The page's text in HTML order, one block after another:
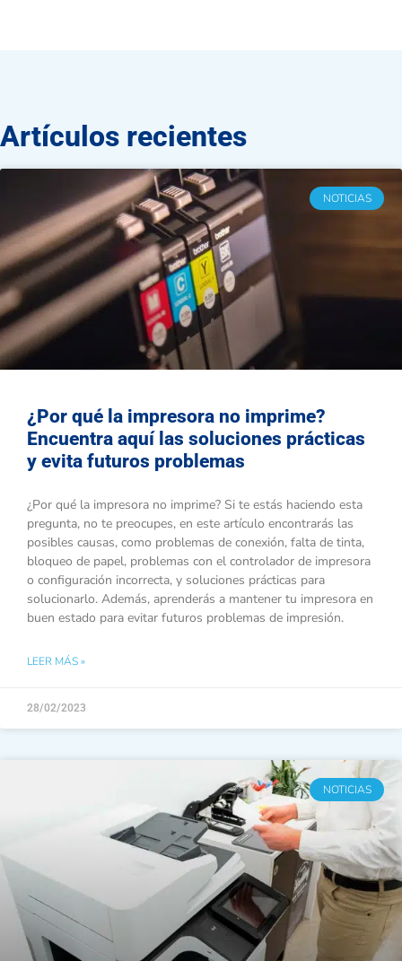
Artículos recientes
NOTICIAS
¿Por qué la impresora no imprime?
Encuentra aquí las soluciones prácticas
y evita futuros problemas
¿Por qué la impresora no imprime? Si te estás haciendo esta
pregunta, no te preocupes, en este artículo encontrarás las
posibles causas, como problemas de conexión, falta de tinta,
bloqueo de papel, problemas con el controlador de impresora
o configuración incorrecta, y soluciones prácticas para
solucionarlo. Además, aprenderás a mantener tu impresora en
buen estado para evitar futuros problemas de impresión.
LEER MÁS »
28/02/2023
NOTICIAS